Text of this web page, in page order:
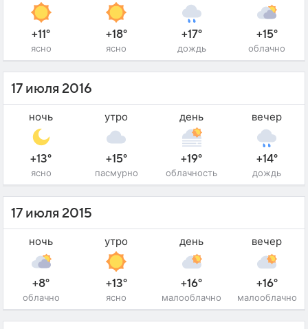
+11°
ясно
+18°
ясно
+17°
дождь
+15°
облачно
17 июля 2016
ночь
+13°
ясно
утро
+15°
пасмурно
день
+19°
облачность
вечер
+14°
дождь
17 июля 2015
ночь
+8°
облачно
утро
+13°
ясно
день
+16°
малооблачно
вечер
+16°
малооблачно